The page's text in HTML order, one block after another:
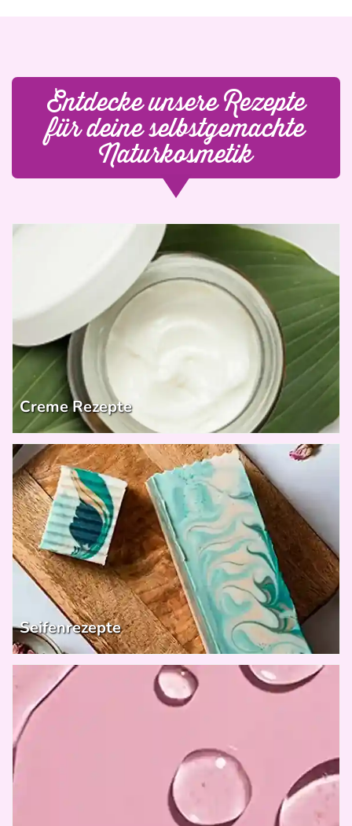
Entdecke unsere Rezepte
für deine selbstgemachte
Naturkosmetik
Creme Rezepte
Seifenrezepte